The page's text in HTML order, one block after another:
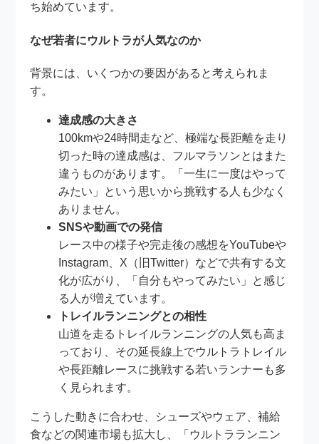
ち始めています。
なぜ若者にウルトラが人気なのか
背景には、いくつかの要因があると考えられま
す。
達成感の大きさ
100kmや24時間走など、極端な長距離を走り
切った時の達成感は、フルマラソンとはまた
違うものがあります。「一生に一度はやって
みたい」という思いから挑戦する人も少なく
ありません。
SNSや動画での発信
レース中の様子や完走後の感想をYouTubeや
Instagram、X（旧Twitter）などで共有する文
化が広がり、「自分もやってみたい」と感じ
る人が増えています。
トレイルランニングとの相性
山道を走るトレイルランニングの人気も高ま
っており、その延長線上でウルトラトレイル
や長距離レースに挑戦する若いランナーも多
く見られます。
こうした動きに合わせ、シューズやウェア、補給
食などの関連市場も拡大し、「ウルトラランニン